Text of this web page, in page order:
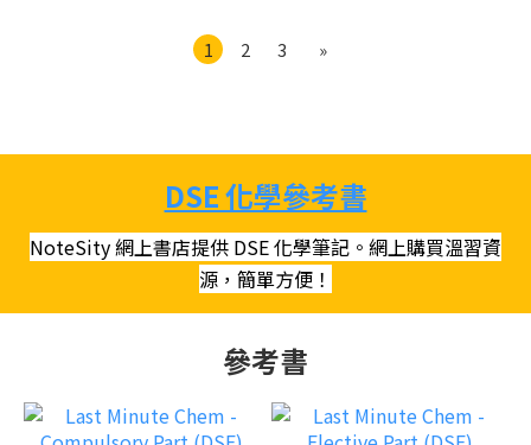
1 2 3 »
DSE 化學參考書
NoteSity 網上書店提供 DSE 化學筆記。網上購買溫習資
源，簡單方便！
參考書